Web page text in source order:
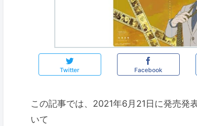
Twitter Facebook
この記事では、2021年6月21日に発売発
いて